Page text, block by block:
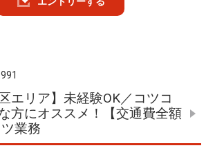
エリア】未経験OK／コツコ
方にオススメ！【交通費全額
業務